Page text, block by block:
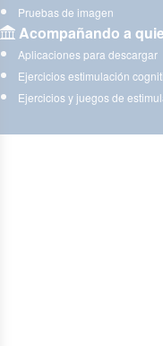
Pruebas de imagen
Acompañando a
Aplicaciones para descargar
Ejercicios estimulación
Ejercicios y juegos de